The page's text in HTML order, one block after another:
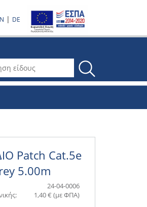
| DE
Patch Cat.5e
5.00m
24-04-0006
1,40 € (με ΦΠΑ)